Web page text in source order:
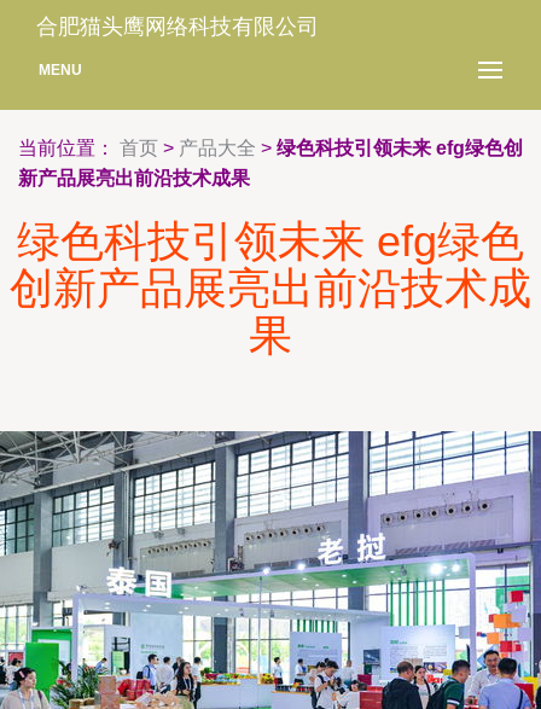
合肥猫头鹰网络科技有限公司
MENU
当前位置： 首页 > 产品大全 > 绿色科技引领未来 efg绿色创
新产品展亮出前沿技术成果
绿色科技引领未来 efg绿色
创新产品展亮出前沿技术成
果